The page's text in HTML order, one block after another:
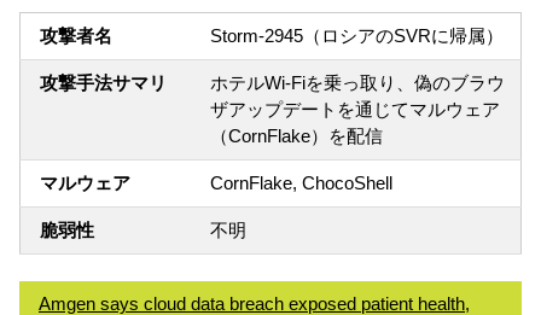
攻撃者名 Storm-2945（ロシアのSVRに帰属）
攻撃手法サマリ
ホテルWi-Fiを乗っ取り、偽のブラウ
ザアップデートを通じてマルウェア
（CornFlake）を配信
マルウェア CornFlake, ChocoShell
脆弱性 不明
Amgen says cloud data breach exposed patient health,